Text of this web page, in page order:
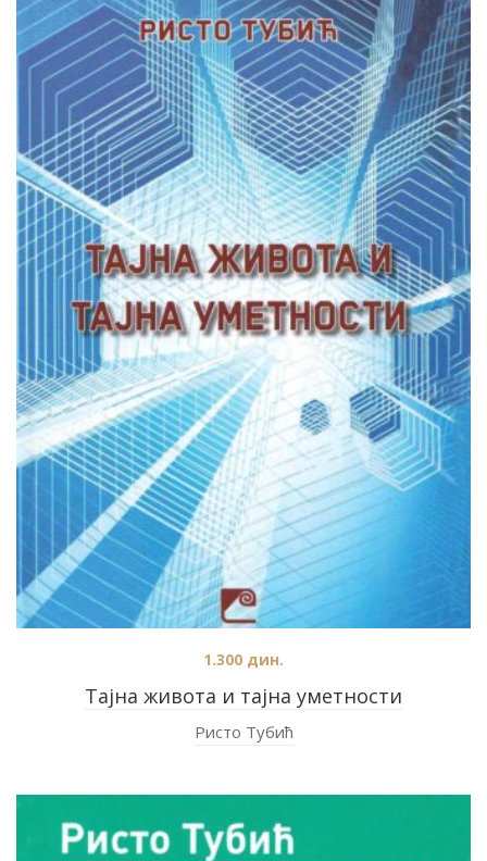
Тајна живота и тајна уметности
1.300 дин.
Ристо Тубић